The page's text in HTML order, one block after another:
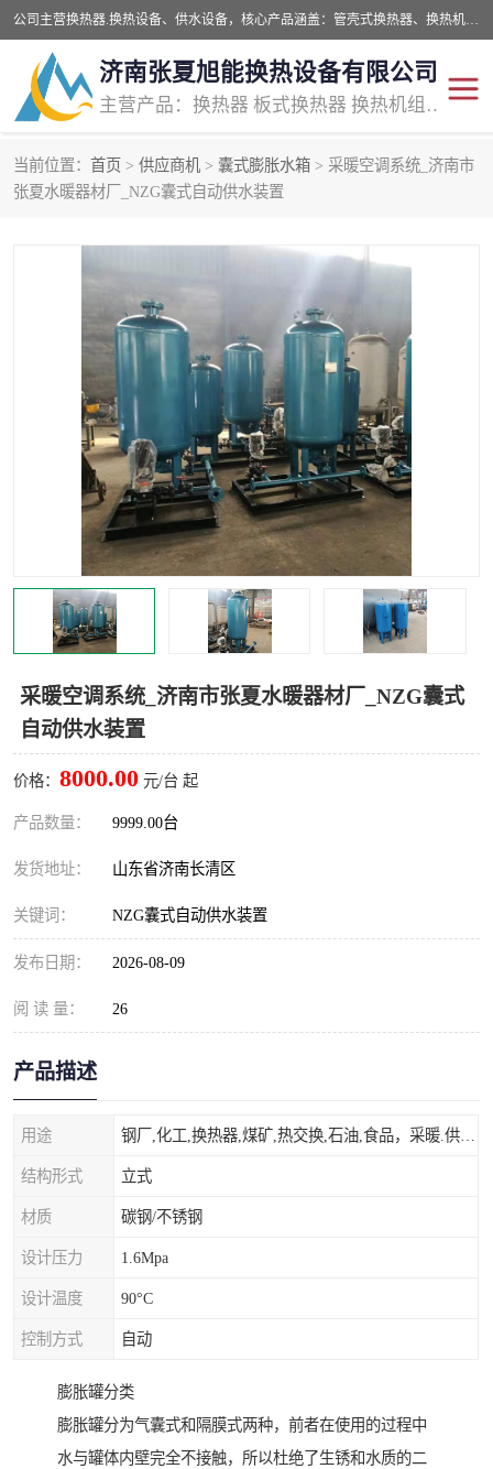
公司主营换热器.换热设备、供水设备，核心产品涵盖：管壳式换热器、换热机组、不锈钢组合式水箱、水处理设备等，提供非标设备集生产、销售、安装一体化服务，可满足全国酒店、学校、医院、商业综合体、工业项目等多场景换热与供水需求。
济南张夏旭能换热设备有限公司
主营产品：换热器 板式换热器 换热机组 供水设备 水处理设备
当前位置： 首页 > 供应商机 > 囊式膨胀水箱 > 采暖空调系统_济南市
张夏水暖器材厂_NZG囊式自动供水装置
采暖空调系统_济南市张夏水暖器材厂_NZG囊式
自动供水装置
价格： 8000.00 元/台 起
产品数量： 9999.00台
发货地址： 山东省济南长清区
关键词： NZG囊式自动供水装置
发布日期： 2026-08-09
阅 读 量： 26
产品描述
用途
结构形式 立式
材质 碳钢/不锈钢
设计压力 1.6Mpa
设计温度 90°C
控制方式 自动
膨胀罐分类
膨胀罐分为气囊式和隔膜式两种，前者在使用的过程中
水与罐体内壁完全不接触，所以杜绝了生锈和水质的二
管壳式换热器 容积式换热器
汽水换热机组 板式换热设备
板式换热机组 定压补水装置
囊式膨胀水箱 水处理器设备
智能供水设备 锅炉辅机设备
非标加工设备